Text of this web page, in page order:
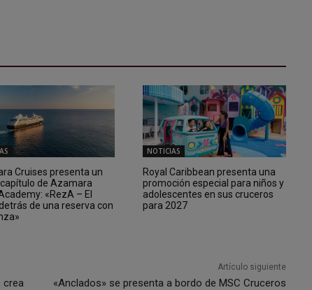
Cruises presenta un
de Azamara
«RezA – El
de una reserva con
NOTICIAS
Royal Caribbean presenta una
promoción especial para niños y
adolescentes en sus cruceros
para 2027
crea
Artículo siguiente
«Anclados» se presenta a bordo de MSC Cruceros